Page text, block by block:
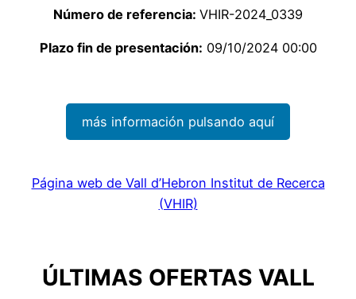
Número de referencia: VHIR-2024_0339
Plazo fin de presentación: 09/10/2024 00:00
más información pulsando aquí
Página web de Vall d’Hebron Institut de Recerca
(VHIR)
ÚLTIMAS OFERTAS VALL